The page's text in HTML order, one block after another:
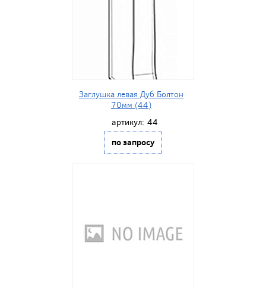
Заглушка левая Дуб Болтон
70мм (44)
артикул: 44
по запросу